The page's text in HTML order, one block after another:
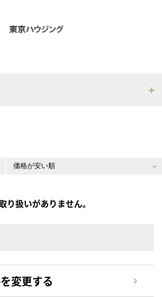
り扱いがありません。
変更する